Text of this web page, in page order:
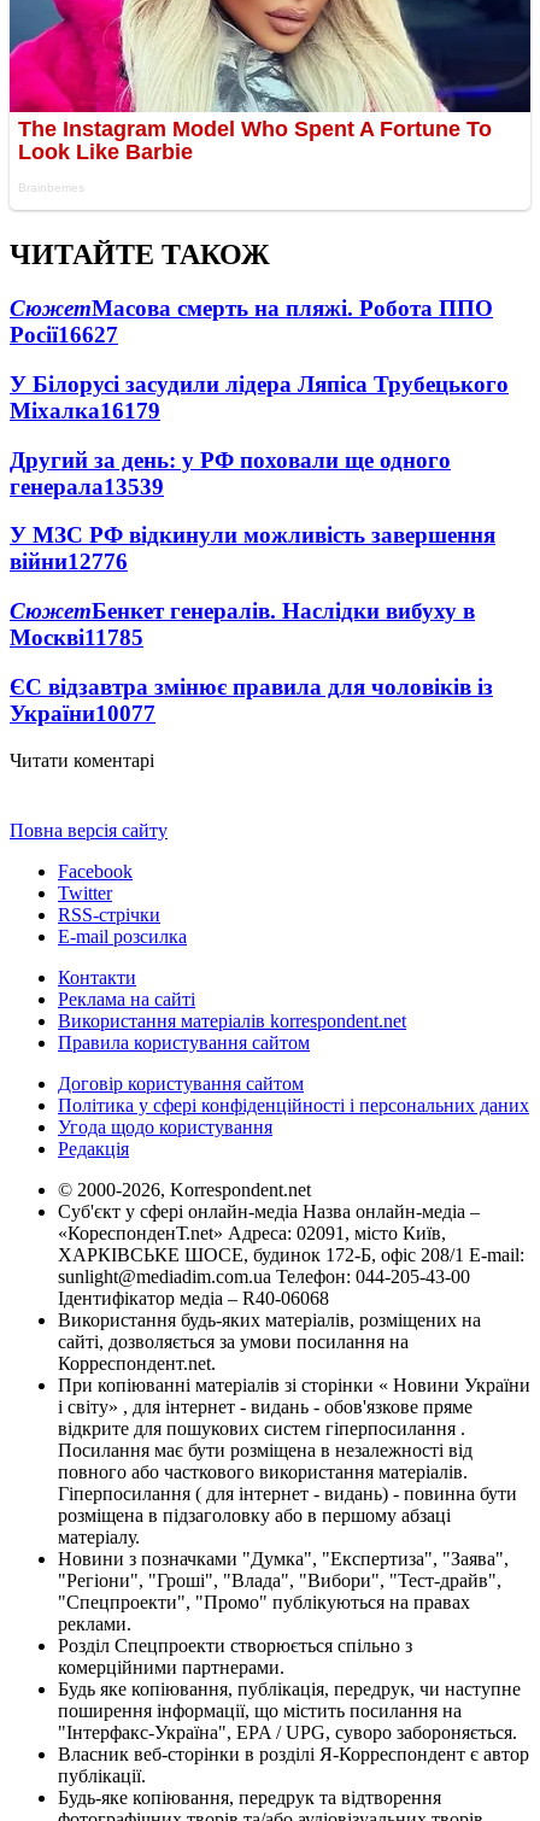
ЧИТАЙТЕ ТАКОЖ
СюжетМасова смерть на пляжі. Робота ППО
Росії16627
У Білорусі засудили лідера Ляпіса Трубецького
Міхалка16179
Другий за день: у РФ поховали ще одного
генерала13539
У МЗС РФ відкинули можливість завершення
війни12776
СюжетБенкет генералів. Наслідки вибуху в
Москві11785
ЄС відзавтра змінює правила для чоловіків із
України10077
Читати коментарі
Повна версія сайту
Facebook
Twitter
RSS-стрічки
E-mail розсилка
Контакти
Реклама на сайті
Використання матеріалів korrespondent.net
Правила користування сайтом
Договір користування сайтом
Політика у сфері конфіденційності і персональних даних
Угода щодо користування
Редакція
© 2000-2026, Korrespondent.net
Суб'єкт у сфері онлайн-медіа Назва онлайн-медіа –
«КореспонденТ.net» Адреса: 02091, місто Київ,
ХАРКІВСЬКЕ ШОСЕ, будинок 172-Б, офіс 208/1 E-mail:
sunlight@mediadim.com.ua Телефон: 044-205-43-00
Ідентифікатор медіа – R40-06068
Використання будь-яких матеріалів, розміщених на
сайті, дозволяється за умови посилання на
Корреспондент.net.
При копіюванні матеріалів зі сторінки « Новини України
і світу» , для інтернет - видань - обов'язкове пряме
відкрите для пошукових систем гіперпосилання .
Посилання має бути розміщена в незалежності від
повного або часткового використання матеріалів.
Гіперпосилання ( для інтернет - видань) - повинна бути
розміщена в підзаголовку або в першому абзаці
матеріалу.
Новини з позначками "Думка", "Експертиза", "Заява",
"Регіони", "Гроші", "Влада", "Вибори", "Тест-драйв",
"Спецпроекти", "Промо" публікуються на правах
реклами.
Розділ Спецпроекти створюється спільно з
комерційними партнерами.
Будь яке копіювання, публікація, передрук, чи наступне
поширення інформації, що містить посилання на
"Інтерфакс-Україна", EPA / UPG, суворо забороняється.
Власник веб-сторінки в розділі Я-Корреспондент є автор
публікації.
Будь-яке копіювання, передрук та відтворення